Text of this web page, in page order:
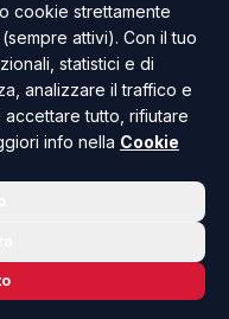
cookie strettamente
attivi). Con il tuo
statistici e di
analizzare il traffico e
accettare tutto, rifiutare
info nella Cookie